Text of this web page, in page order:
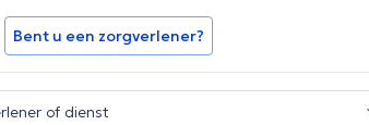
Bent u een zorgverlener?